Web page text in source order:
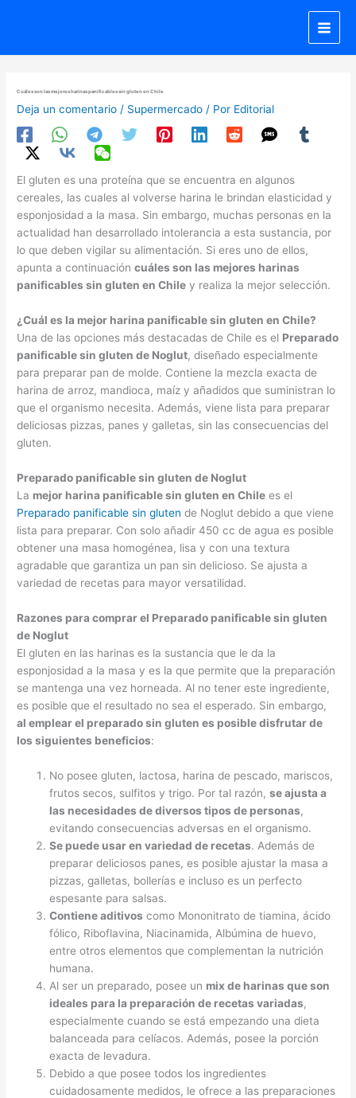
Cuáles son las mejores harinas panificables sin gluten en Chile
Deja un comentario / Supermercado / Por Editorial
El gluten es una proteína que se encuentra en algunos
cereales, las cuales al volverse harina le brindan elasticidad y
esponjosidad a la masa. Sin embargo, muchas personas en la
actualidad han desarrollado intolerancia a esta sustancia, por
lo que deben vigilar su alimentación. Si eres uno de ellos,
apunta a continuacióncuáles son las mejores harinas
panificables sin gluten en Chile y realiza la mejor selección.
¿Cuál es la mejor harina panificable sin gluten en Chile?
Una de las opciones más destacadas de Chile es el Preparado
panificable sin gluten de Noglut, diseñado especialmente
para preparar pan de molde. Contiene la mezcla exacta de
harina de arroz, mandioca, maíz y añadidos que suministran lo
que el organismo necesita. Además, viene lista para preparar
deliciosas pizzas, panes y galletas, sin las consecuencias del
gluten.
Preparado panificable sin gluten de Noglut
La mejor harina panificable sin gluten en Chile es el
Preparado panificable sin gluten de Noglut debido a que viene
lista para preparar. Con solo añadir 450 cc de agua es posible
obtener una masa homogénea, lisa y con una textura
agradable que garantiza un pan sin delicioso. Se ajusta a
variedad de recetas para mayor versatilidad.
Razones para comprar el Preparado panificable sin gluten
de Noglut
El gluten en las harinas es la sustancia que le da la
esponjosidad a la masa y es la que permite que la preparación
se mantenga una vez horneada. Al no tener este ingrediente,
es posible que el resultado no sea el esperado. Sin embargo,
al emplear el preparado sin gluten es posible disfrutar de
los siguientes beneficios:
No posee gluten, lactosa, harina de pescado, mariscos,
frutos secos, sulfitos y trigo. Por tal razón,se ajusta a
las necesidades de diversos tipos de personas,
evitando consecuencias adversas en el organismo.
Se puede usar en variedad de recetas. Además de
preparar deliciosos panes, es posible ajustar la masa a
pizzas, galletas, bollerías e incluso es un perfecto
espesante para salsas.
Contiene aditivos como Mononitrato de tiamina, ácido
fólico, Riboflavina, Niacinamida, Albúmina de huevo,
entre otros elementos que complementan la nutrición
humana.
Al ser un preparado, posee un mix de harinas que son
ideales para la preparación de recetas variadas,
especialmente cuando se está empezando una dieta
balanceada para celíacos. Además, posee la porción
exacta de levadura.
Debido a que posee todos los ingredientes
cuidadosamente medidos, le ofrece a las preparaciones